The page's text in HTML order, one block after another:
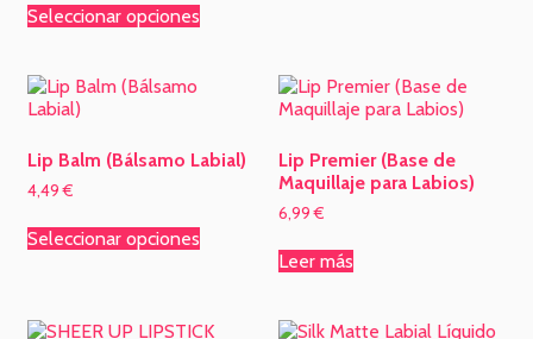
Seleccionar opciones
Lip Balm (Bálsamo Labial)
4,49€
Seleccionar opciones
Lip Premier (Base de
Maquillaje para Labios)
6,99€
Leer más